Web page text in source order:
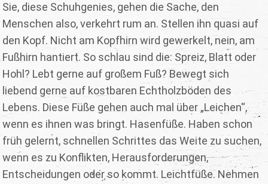
Sie, diese Schuhgenies, gehen die Sache, den
Menschen also, verkehrt rum an. Stellen ihn quasi auf
den Kopf. Nicht am Kopfhirn wird gewerkelt, nein, am
Fußhirn hantiert. So schlau sind die: Spreiz, Blatt oder
Hohl? Lebt gerne auf großem Fuß? Bewegt sich
liebend gerne auf kostbaren Echtholzböden des
Lebens. Diese Füße gehen auch mal über „Leichen“,
wenn es ihnen was bringt. Hasenfüße. Haben schon
früh gelernt, schnellen Schrittes das Weite zu suchen,
wenn es zu Konflikten, Herausforderungen,
Entscheidungen oder so kommt. Leichtfüße. Nehmen